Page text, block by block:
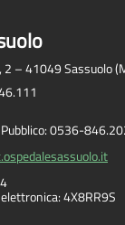
2 – 41049 Sassuolo
0536-
4X8RR9S